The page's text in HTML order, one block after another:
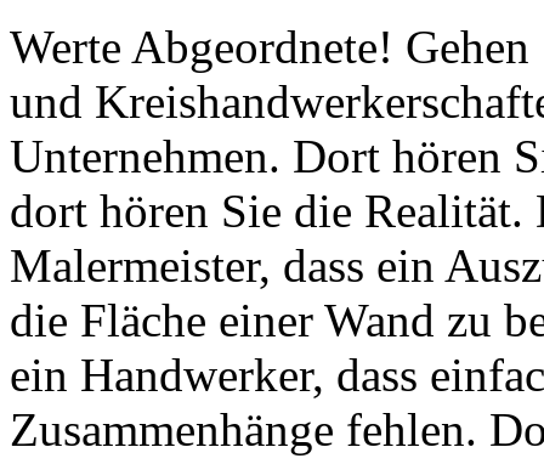
Werte Abgeordnete!
und
Unternehmen. Dort hören
dort hören Sie die
Malermeister, dass ein
die Fläche einer Wand zu
ein Handwerker, dass
Zusammenhänge fehlen.